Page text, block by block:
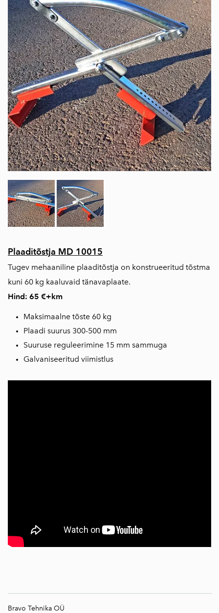
Plaaditõstja MD 10015
Tugev mehaaniline plaaditõstja on konstrueeritud tõstma
kuni 60 kg kaaluvaid tänavaplaate.
Hind: 65 €+km
Maksimaalne tõste 60 kg
Plaadi suurus 300-500 mm
Suuruse reguleerimine 15 mm sammuga
Galvaniseeritud viimistlus
Bravo Tehnika OÜ